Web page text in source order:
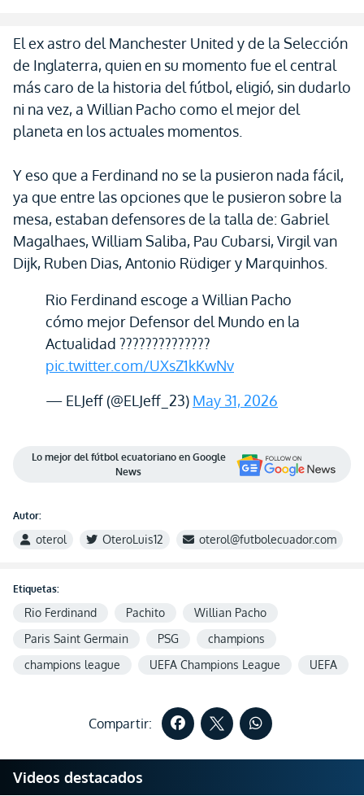
El ex astro del Manchester United y de la Selección
de Inglaterra, quien en su momento fue el central
más caro de la historia del fútbol, eligió, sin dudarlo
ni na vez, a Willian Pacho como el mejor del
planeta en los actuales momentos.
Y eso que a Ferdinand no se la pusieron nada fácil,
ya que entre las opciones que le pusieron sobre la
mesa, estaban defensores de la talla de: Gabriel
Magalhaes, William Saliba, Pau Cubarsi, Virgil van
Dijk, Ruben Dias, Antonio Rüdiger y Marquinhos.
Rio Ferdinand escoge a Willian Pacho
cómo mejor Defensor del Mundo en la
Actualidad ??????????????
pic.twitter.com/UXsZ1kKwNv
— ELJeff (@ELJeff_23) May 31, 2026
Lo mejor del fútbol ecuatoriano en Google
News
Autor:
oterol OteroLuis12 oterol@futbolecuador.com
Etiquetas:
Rio Ferdinand Pachito
Willian Pacho
Paris Saint Germain
PSG
champions
champions league
UEFA Champions League UEFA
Compartir:
Videos destacados